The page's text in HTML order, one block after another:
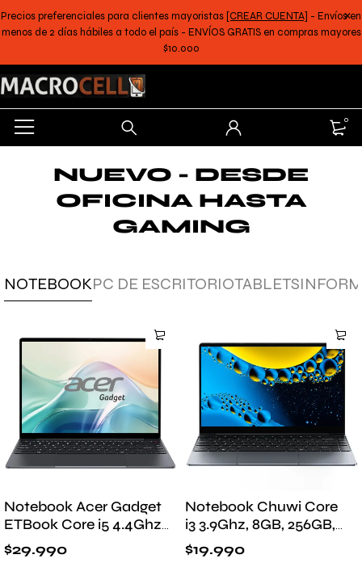
Precios preferenciales para clientes mayoristas [CREAR CUENTA] - Envíos en
menos de 2 días hábiles a todo el país - ENVÍOS GRATIS en compras mayores
$10.000
0
NUEVO - DESDE
OFICINA HASTA
GAMING
NOTEBOOKPC DE ESCRITORIOTABLETS
Notebook Acer Gadget
ETBook Core i5 4.4Ghz,
16GB, 512GB, 14″
$29.990
Notebook Chuwi Core
i3 3.9Ghz, 8GB, 256GB,
14" FHD
$19.990